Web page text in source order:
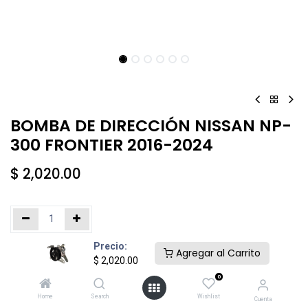
Precio:
$ 2,020.00
Agregar al Carrito
Home Search
0
Wishlist Cuenta
BOMBA DE DIRECCIÓN NISSAN NP-
300 FRONTIER 2016-2024
$ 2,020.00
Añadir al carrito Comprar ahora
Agregar a la lista de deseos